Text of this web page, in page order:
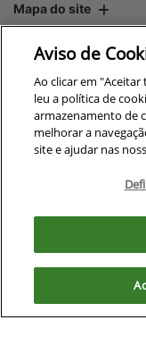
Mapa do site
Política de
No trânsito,
salva vidas.
concorda com nossas
Aviso de
Ao clicar em
leu a política de
armazenamento de
melhorar a
site e ajudar nas